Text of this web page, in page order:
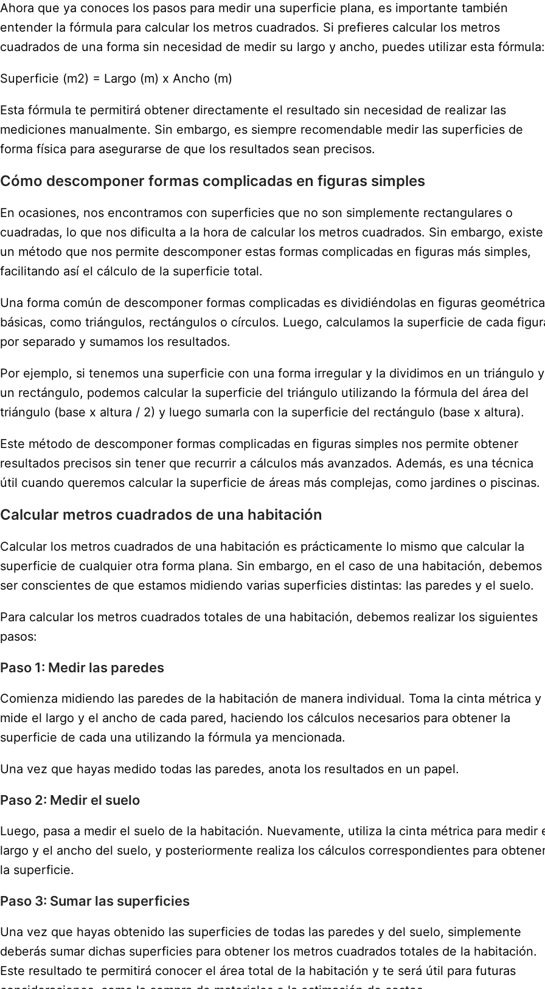
Ahora que ya conoces los pasos para medir una superficie plana, es importante también
entender la fórmula para calcular los metros cuadrados. Si prefieres calcular los metros
cuadrados de una forma sin necesidad de medir su largo y ancho, puedes utilizar esta fórmula:
Superficie (m2) = Largo (m) x Ancho (m)
Esta fórmula te permitirá obtener directamente el resultado sin necesidad de realizar las
mediciones manualmente. Sin embargo, es siempre recomendable medir las superficies de
forma física para asegurarse de que los resultados sean precisos.
Cómo descomponer formas complicadas en figuras simples
En ocasiones, nos encontramos con superficies que no son simplemente rectangulares o
cuadradas, lo que nos dificulta a la hora de calcular los metros cuadrados. Sin embargo, existe
un método que nos permite descomponer estas formas complicadas en figuras más simples,
facilitando así el cálculo de la superficie total.
Una forma común de descomponer formas complicadas es dividiéndolas en figuras
básicas, como triángulos, rectángulos o círculos. Luego, calculamos la superficie de cada
por separado y sumamos los resultados.
Por ejemplo, si tenemos una superficie con una forma irregular y la dividimos en un triángulo y
un rectángulo, podemos calcular la superficie del triángulo utilizando la fórmula del área del
triángulo (base x altura / 2) y luego sumarla con la superficie del rectángulo (base x altura).
Este método de descomponer formas complicadas en figuras simples nos permite obtener
resultados precisos sin tener que recurrir a cálculos más avanzados. Además, es una técnica
útil cuando queremos calcular la superficie de áreas más complejas, como jardines o piscinas.
Calcular metros cuadrados de una habitación
Calcular los metros cuadrados de una habitación es prácticamente lo mismo que calcular la
superficie de cualquier otra forma plana. Sin embargo, en el caso de una habitación, debemos
ser conscientes de que estamos midiendo varias superficies distintas: las paredes y el suelo.
Para calcular los metros cuadrados totales de una habitación, debemos realizar los siguientes
pasos:
Paso 1: Medir las paredes
Comienza midiendo las paredes de la habitación de manera individual. Toma la cinta métrica y
mide el largo y el ancho de cada pared, haciendo los cálculos necesarios para obtener la
superficie de cada una utilizando la fórmula ya mencionada.
Una vez que hayas medido todas las paredes, anota los resultados en un papel.
Paso 2: Medir el suelo
Luego, pasa a medir el suelo de la habitación. Nuevamente, utiliza la cinta métrica para medir
largo y el ancho del suelo, y posteriormente realiza los cálculos correspondientes para
la superficie.
Paso 3: Sumar las superficies
Una vez que hayas obtenido las superficies de todas las paredes y del suelo, simplemente
deberás sumar dichas superficies para obtener los metros cuadrados totales de la habitación.
Este resultado te permitirá conocer el área total de la habitación y te será útil para futuras